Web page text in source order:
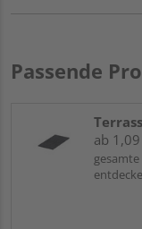
Passende
ab